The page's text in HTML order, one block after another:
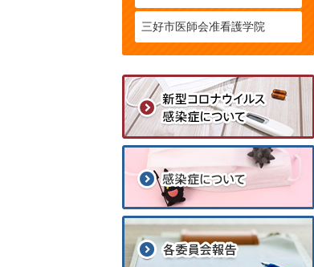
三好市医師会准看護学院